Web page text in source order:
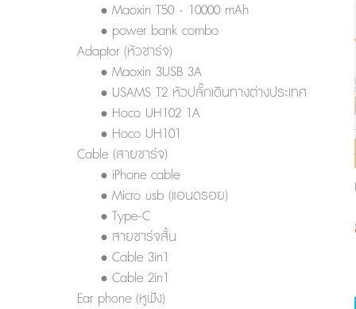
• Maoxin T50 - 10000 mAh
• power bank combo
Adaptor (หัวชาร์จ)
• Maoxin 3USB 3A
• USAMS T2 หัวปลั๊กเดินทางต่างประเทศ
• Hoco UH102 1A
• Hoco UH101
Cable (สายชาร์จ)
• iPhone cable
• Micro usb (แอนดรอย)
• Type-C
• สายชาร์จสั้น
• Cable 3in1
• Cable 2in1
Ear phone (หูฟัง)